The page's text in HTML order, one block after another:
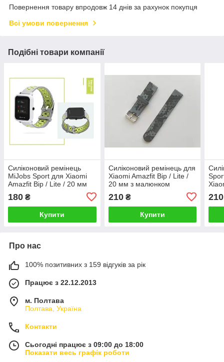
Повернення товару впродовж 14 днів за рахунок покупця
Всі умови повернення
Подібні товари компанії
Силіконовий ремінець
MiJobs Sport для Xiaomi
Amazfit Bip / Lite / 20 мм
180 ₴
Купити
Силіконовий ремінець для
Xiaomi Amazfit Bip / Lite /
20 мм з малюнком
Сірий 1900P
210₴
Купити
210
Про нас
100% позитивних з 159 відгуків за рік
Працює з 22.12.2013
м. Полтава
Полтава, Україна
Контакти
Сьогодні працює з 09:00 до 18:00
Показати весь графік роботи